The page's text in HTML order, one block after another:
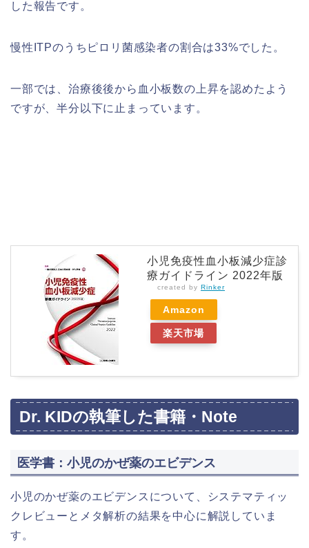
した報告です。
慢性ITPのうちピロリ菌感染者の割合は33%でした。
一部では、治療後後から血小板数の上昇を認めたよう
ですが、半分以下に止まっています。
小児免疫性血小板減少症診
療ガイドライン 2022年版
created by Rinker
Amazon
楽天市場
Dr. KIDの執筆した書籍・Note
医学書：小児のかぜ薬のエビデンス
小児のかぜ薬のエビデンスについて、システマティッ
クレビューとメタ解析の結果を中心に解説していま
す。